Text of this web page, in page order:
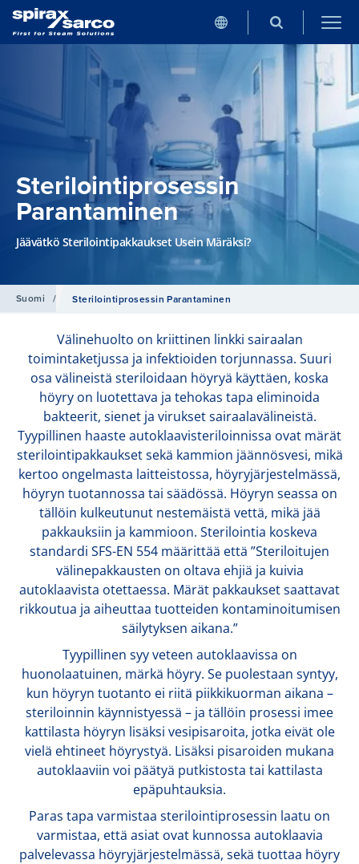
Sterilointiprosessin
Parantaminen
Jäävätkö Sterilointipakkaukset Usein Märäksi?
Suomi / Sterilointiprosessin Parantaminen
Välinehuolto on kriittinen linkki sairaalan
toimintaketjussa ja infektioiden torjunnassa. Suuri
osa välineistä steriloidaan höyryä käyttäen, koska
höyry on luotettava ja tehokas tapa eliminoida
bakteerit, sienet ja virukset sairaalavälineistä.
Tyypillinen haaste autoklaavisteriloinnissa ovat märät
sterilointipakkaukset sekä kammion jäännösvesi, mikä
kertoo ongelmasta laitteistossa, höyryjärjestelmässä,
höyryn tuotannossa tai säädössä. Höyryn seassa on
tällöin kulkeutunut nestemäistä vettä, mikä jää
pakkauksiin ja kammioon. Sterilointia koskeva
standardi SFS-EN 554 määrittää että ”Steriloitujen
välinepakkausten on oltava ehjiä ja kuivia
autoklaavista otettaessa. Märät pakkaukset saattavat
rikkoutua ja aiheuttaa tuotteiden kontaminoitumisen
säilytyksen aikana.”
Tyypillinen syy veteen autoklaavissa on
huonolaatuinen, märkä höyry. Se puolestaan syntyy,
kun höyryn tuotanto ei riitä piikkikuorman aikana –
steriloinnin käynnistyessä – ja tällöin prosessi imee
kattilasta höyryn lisäksi vesipisaroita, jotka eivät ole
vielä ehtineet höyrystyä. Lisäksi pisaroiden mukana
autoklaaviin voi päätyä putkistosta tai kattilasta
epäpuhtauksia.
Paras tapa varmistaa sterilointiprosessin laatu on
varmistaa, että asiat ovat kunnossa autoklaavia
palvelevassa höyryjärjestelmässä, sekä tuottaa höyry